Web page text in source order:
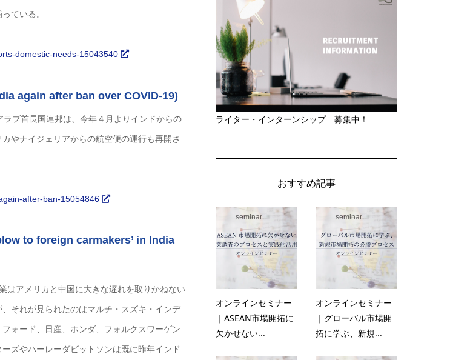
ている。
domestic-needs-15043540
again after ban over COVID-19)
ブ首長国連邦は、今年４月よりインドからの
やナイジェリアからの航空便の運行も再開さ
after-ban-15054846
to foreign carmakers’ in India
はアメリカと中国に大きな遅れを取りかねない
それが見られたのはマルチ・スズキ・インデ
ォード、日産、ホンダ、フォルクスワーゲン
ズやハーレーダビットソンは既に昨年インド
ライター・インターンシップ 募集中！
おすすめ記事
seminar
オンラインセミナー
｜ASEAN市場開拓に
欠かせない...
seminar
オンラインセミナー
｜グローバル市場開
拓に学ぶ、新規...